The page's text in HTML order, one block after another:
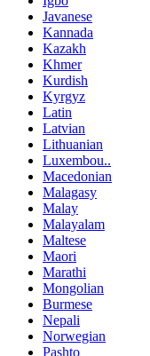
Javanese
Kannada
Kazakh
Khmer
Kurdish
Kyrgyz
Latin
Latvian
Lithuanian
Luxembou..
Macedonian
Malagasy
Malay
Malayalam
Maltese
Maori
Marathi
Mongolian
Burmese
Nepali
Norwegian
Pashto